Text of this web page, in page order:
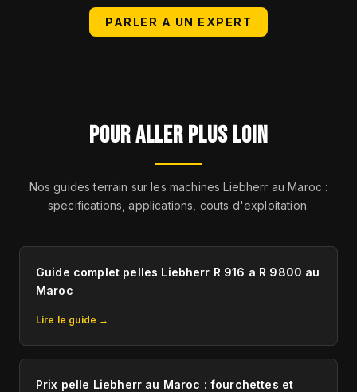
PARLER A UN EXPERT
POUR ALLER PLUS LOIN
Nos guides terrain sur les machines Liebherr au Maroc :
specifications, applications, couts d'exploitation.
Guide complet pelles Liebherr R 916 a R 9800 au
Maroc
Lire le guide →
Prix pelle Liebherr au Maroc : fourchettes et